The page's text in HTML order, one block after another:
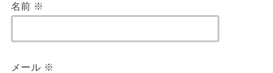
名前 ※
メール ※